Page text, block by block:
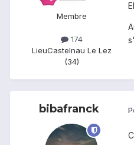
Membre
174
LieuCastelnau Le Lez
(34)
bibafranck